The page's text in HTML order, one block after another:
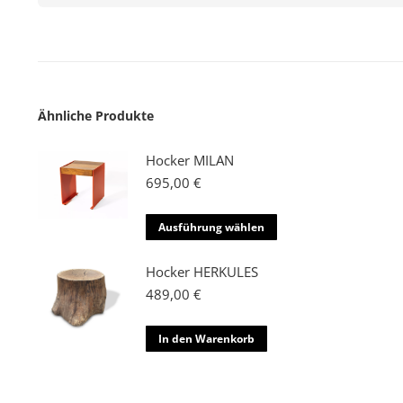
Ähnliche Produkte
Hocker MILAN
695,00 €
Ausführung wählen
Produkt
Hocker HERKULES
489,00 €
In den Warenkorb